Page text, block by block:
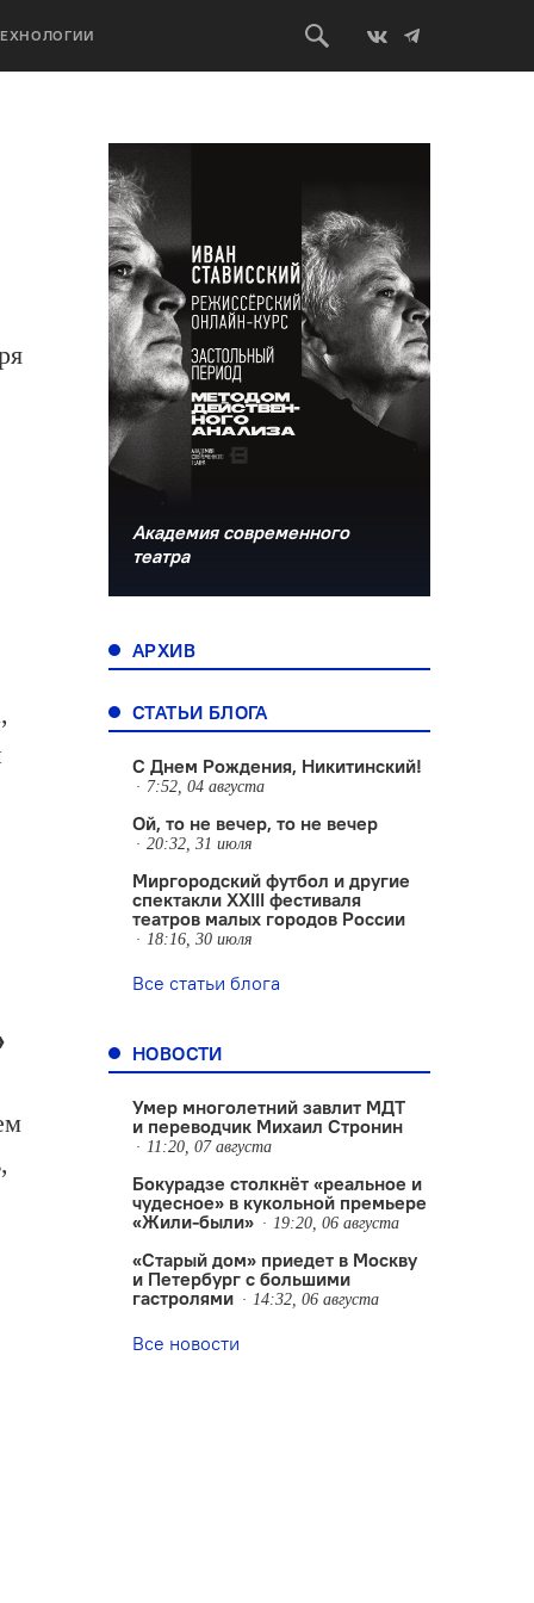
Академия современного
театра
АРХИВ
СТАТЬИ БЛОГА
С Днем Рождения, Никитинский!
7:52, 04 августа
Ой, то не вечер, то не вечер
20:32, 31 июля
Миргородский футбол и другие
спектакли XXIII фестиваля
театров малых городов России
18:16, 30 июля
Все статьи блога
НОВОСТИ
Умер многолетний завлит МДТ
и переводчик Михаил Стронин
11:20, 07 августа
Бокурадзе столкнëт «реальное и
чудесное» в кукольной премьере
«Жили-были»
19:20, 06 августа
«Старый дом» приедет в Москву
и Петербург с большими
гастролями
14:32, 06 августа
Все новости